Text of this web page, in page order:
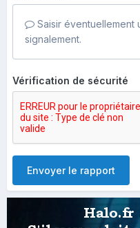
Saisir éventuellement
signalement.
Vérification de sécurité
Envoyer le rapport